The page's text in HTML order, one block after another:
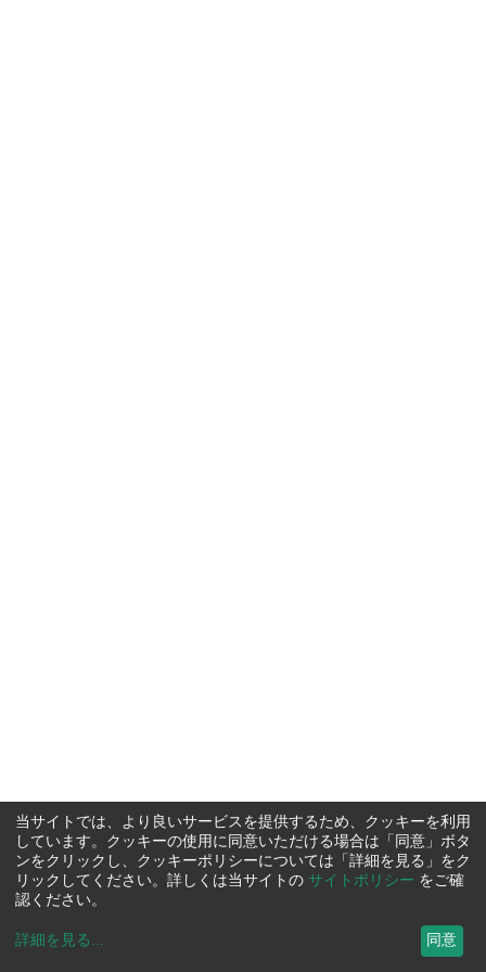
当サイトでは、より良いサービスを提供するため、クッキーを利用
しています。クッキーの使用に同意いただける場合は「同意」ボタ
ンをクリックし、クッキーポリシーについては「詳細を見る」をク
リックしてください。詳しくは当サイトの サイトポリシー をご確
認ください。
詳細を見る ... 同意